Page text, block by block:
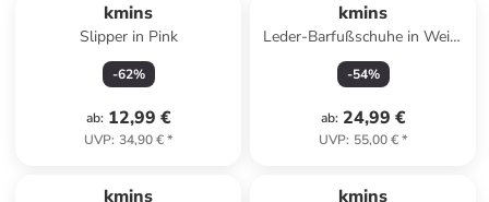
kmins
Slipper in Pink
-62%
ab: 12,99 €
UVP: 34,90 €*
kmins
Leder-Barfußschuhe in Weiß/
Bunt
-54%
ab: 24,99 €
UVP: 55,00 €*
kmins kmins